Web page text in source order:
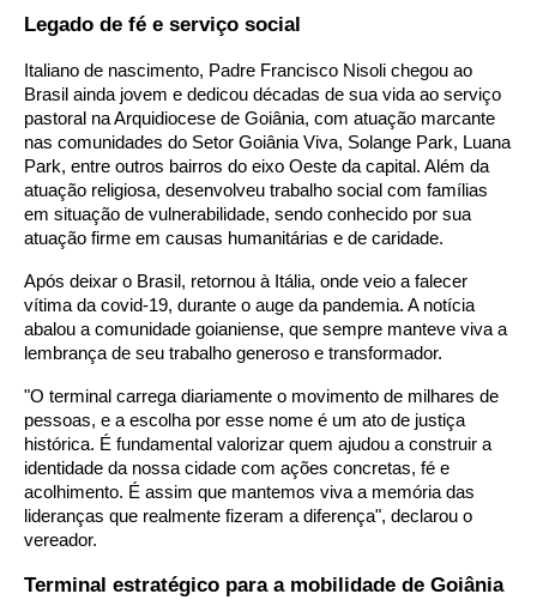
Legado de fé e serviço social
Italiano de nascimento, Padre Francisco Nisoli chegou ao
Brasil ainda jovem e dedicou décadas de sua vida ao serviço
pastoral na Arquidiocese de Goiânia, com atuação marcante
nas comunidades do Setor Goiânia Viva, Solange Park, Luana
Park, entre outros bairros do eixo Oeste da capital. Além da
atuação religiosa, desenvolveu trabalho social com famílias
em situação de vulnerabilidade, sendo conhecido por sua
atuação firme em causas humanitárias e de caridade.
Após deixar o Brasil, retornou à Itália, onde veio a falecer
vítima da covid-19, durante o auge da pandemia. A notícia
abalou a comunidade goianiense, que sempre manteve viva a
lembrança de seu trabalho generoso e transformador.
"O terminal carrega diariamente o movimento de milhares de
pessoas, e a escolha por esse nome é um ato de justiça
histórica. É fundamental valorizar quem ajudou a construir a
identidade da nossa cidade com ações concretas, fé e
acolhimento. É assim que mantemos viva a memória das
lideranças que realmente fizeram a diferença", declarou o
vereador.
Terminal estratégico para a mobilidade de Goiânia